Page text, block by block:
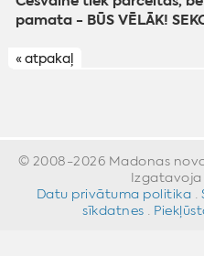
pamata - BŪS VĒLĀK!
« atpakaļ
© 2008-2026 Madonas
Izgatavoja
Datu privātuma politika
sīkdatnes